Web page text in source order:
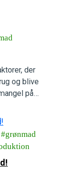
der
og blive
på
proteinmyte.
grønmad